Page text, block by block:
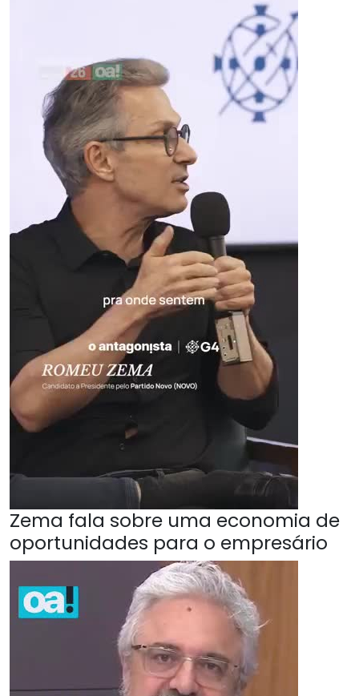
Zema fala sobre uma economia de
oportunidades para o empresário